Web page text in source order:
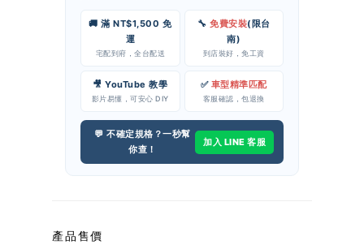
🚚 滿 NT$1,500 免
運
宅配到府，全台配送
🔧 免費安裝(限台
南)
到店裝好，免工資
🎥 YouTube 教學
影片易懂，可安心 DIY
✅ 車型精準匹配
客服確認，包退換
💬 不確定規格？一秒幫
你查！
加入 LINE 客服
產品售價